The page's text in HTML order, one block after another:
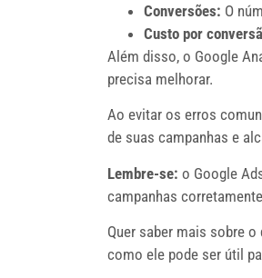
Conversões: O
Custo por
Além disso, o Google
precisa melhorar.
Ao evitar os erros
de suas campanhas e
Lembre-se: o Google
campanhas
Quer saber mais sobre
como ele pode ser útil